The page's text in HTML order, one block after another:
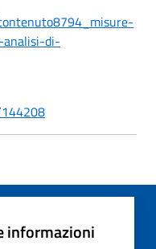
di-
informazioni